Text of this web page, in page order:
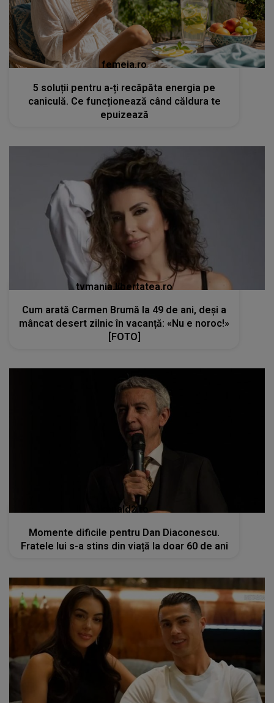
femeia.ro
5 soluții pentru a-ți recăpăta energia pe
caniculă. Ce funcționează când căldura te
epuizează
tvmania.libertatea.ro
Cum arată Carmen Brumă la 49 de ani, deși a
mâncat desert zilnic în vacanță: «Nu e noroc!»
[FOTO]
kanald2.ro
Momente dificile pentru Dan Diaconescu.
Fratele lui s-a stins din viață la doar 60 de ani